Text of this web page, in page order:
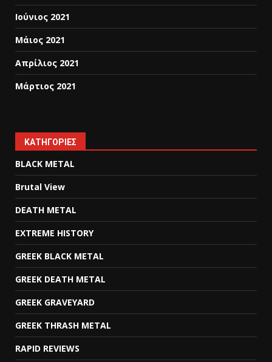
Ιούνιος 2021
Μάιος 2021
Απρίλιος 2021
Μάρτιος 2021
KΑΤΗΓΟΡΊΕΣ
BLACK METAL
Brutal View
DEATH METAL
EXTREME HISTORY
GREEK BLACK METAL
GREEK DEATH METAL
GREEK GRAVEYARD
GREEK THRASH METAL
RAPID REVIEWS